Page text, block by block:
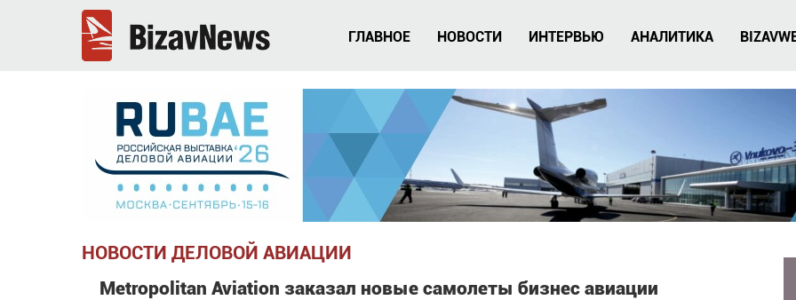
ГЛАВНОЕ НОВОСТИ ИНТЕРВЬЮ АНАЛИТИКА
НОВОСТИ ДЕЛОВОЙ АВИАЦИИ
Metropolitan Aviation заказал новые самолеты бизнес авиации